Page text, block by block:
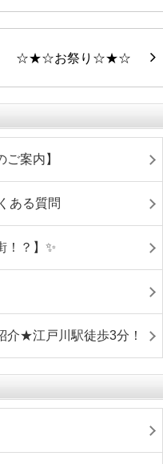
☆★☆お祭り☆★☆
ご案内】
ある質問
！？】✨
介★江戸川駅徒歩3分！